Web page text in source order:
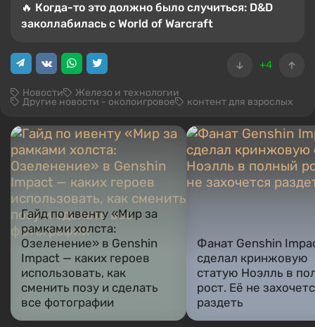
🔥 Когда-то это должно было случиться: D&D
заколлабилась с World of Warcraft
+4
Новости Железо и технологии
Другие новости - околоигровое контент для взрослых
Гайд по ивенту «Мир за
рамками холста:
Озеленение» в Genshin
Impact — каких героев
использовать, как
сменить позу и сделать
все фотографии
Фанат Genshin
сделал кринжовую
статую Ноэлль в
рост. Её не
раздеть